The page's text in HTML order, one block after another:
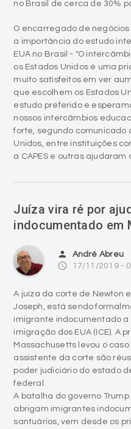
no Brasil de cerca de 30%
O encarregado de
a importância do estudo
EUA no Brasil - "O
os Estados Unidos é uma
muito satisfeitos em ver
que escolhem os Estados
estudo preferido e
nossos intercâmbios
forte, segundo comunicado
Unidos, entre instituições
a CAPES e outras ajudaram
Juíza vira ré por
indocumentado em
person André Abreu
access_time 17/11/2019 -
A juíza da corte de Newton
Joseph, está sendo
imigrante indocumentado
imigração dos EUA (ICE). A
Massachusetts levou o
assistente da corte são
poder judiciário do estado
federal.
A batalha do governo
abrigam imigrantes
santuários, vem desde os